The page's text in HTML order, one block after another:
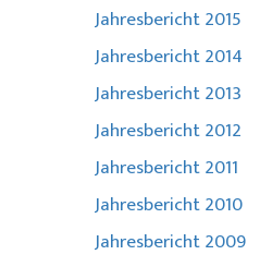
Il nostro ristorante
FAQJahresbericht 2015
Jahresbericht 2014
Jahresbericht 2013
Jahresbericht 2012
Jahresbericht 2011
Jahresbericht 2010
Jahresbericht 2009